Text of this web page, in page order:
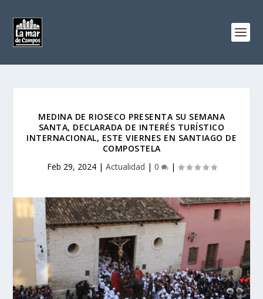
MEDINA DE RIOSECO PRESENTA SU SEMANA
SANTA, DECLARADA DE INTERÉS TURÍSTICO
INTERNACIONAL, ESTE VIERNES EN SANTIAGO DE
COMPOSTELA
Feb 29, 2024| Actualidad | 0 |